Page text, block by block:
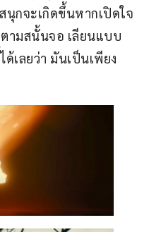
นุกจะเกิดขึ้นหากเปิดใจ
ามสนั้นจอ เลียนแบบ
เลยว่า มันเป็นเพียง